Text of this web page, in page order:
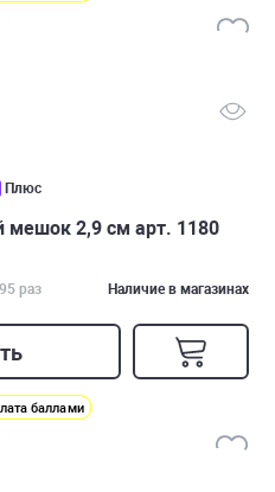
Плюс
мешок 2,9 см арт. 1180
раз Наличие в магазинах
баллами